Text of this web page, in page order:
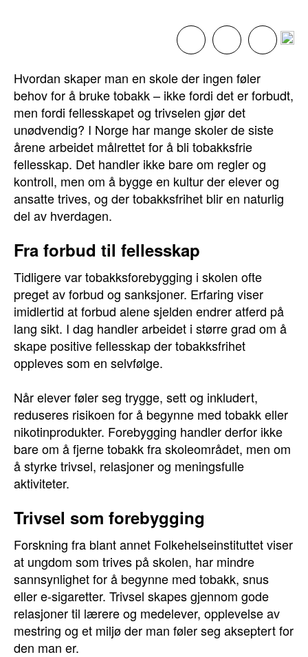
Hvordan skaper man en skole der ingen føler
behov for å bruke tobakk – ikke fordi det er forbudt,
men fordi fellesskapet og trivselen gjør det
unødvendig? I Norge har mange skoler de siste
årene arbeidet målrettet for å bli tobakksfrie
fellesskap. Det handler ikke bare om regler og
kontroll, men om å bygge en kultur der elever og
ansatte trives, og der tobakksfrihet blir en naturlig
del av hverdagen.
Fra forbud til fellesskap
Tidligere var tobakksforebygging i skolen ofte
preget av forbud og sanksjoner. Erfaring viser
imidlertid at forbud alene sjelden endrer atferd på
lang sikt. I dag handler arbeidet i større grad om å
skape positive fellesskap der tobakksfrihet
oppleves som en selvfølge.
Når elever føler seg trygge, sett og inkludert,
reduseres risikoen for å begynne med tobakk eller
nikotinprodukter. Forebygging handler derfor ikke
bare om å fjerne tobakk fra skoleområdet, men om
å styrke trivsel, relasjoner og meningsfulle
aktiviteter.
Trivsel som forebygging
Forskning fra blant annet Folkehelseinstituttet viser
at ungdom som trives på skolen, har mindre
sannsynlighet for å begynne med tobakk, snus
eller e-sigaretter. Trivsel skapes gjennom gode
relasjoner til lærere og medelever, opplevelse av
mestring og et miljø der man føler seg akseptert for
den man er.